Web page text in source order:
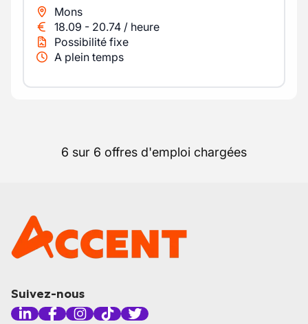
Mons
18.09 - 20.74 / heure
Possibilité fixe
A plein temps
6 sur 6 offres d'emploi chargées
Suivez-nous